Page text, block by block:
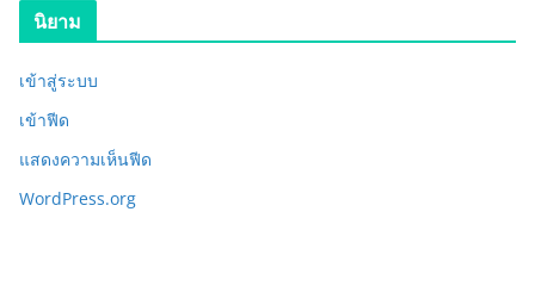
นิยาม
เข้าสู่ระบบ
เข้าฟีด
แสดงความเห็นฟีด
WordPress.org